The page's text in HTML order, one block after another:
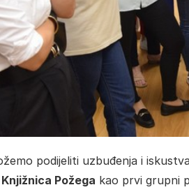
podijeliti uzbuđenja i
Požega kao prvi grupni